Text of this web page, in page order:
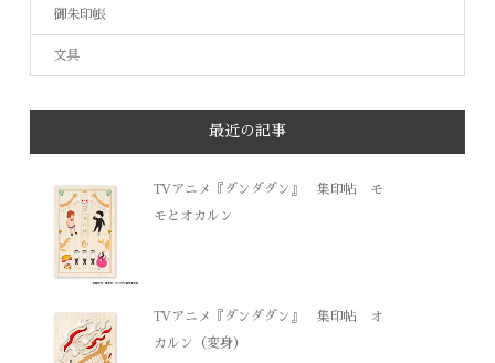
御朱印帳
文具
最近の記事
TVアニメ『ダンダダン』 集印帖 モ
モとオカルン
TVアニメ『ダンダダン』 集印帖 オ
カルン（変身）